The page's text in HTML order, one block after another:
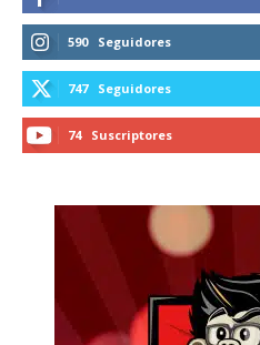
590 Seguidores
747 Seguidores
74 Suscriptores